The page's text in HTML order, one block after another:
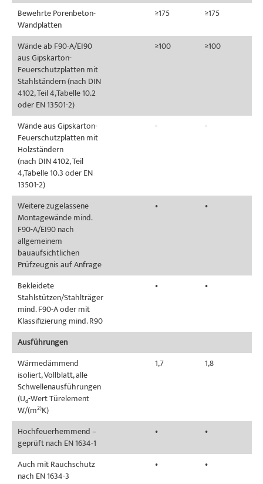
Bewehrte Porenbeton-
Wandplatten
≥175 ≥175
Wände ab F90-A/EI90
aus Gipskarton-
Feuerschutzplatten mit
Stahlständern (nach DIN
4102, Teil 4,Tabelle 10.2
oder EN 13501-2)
≥100 ≥100
Wände aus Gipskarton-
Feuerschutzplatten mit
Holzständern
(nach DIN 4102, Teil
4,Tabelle 10.3 oder EN
13501-2)
- -
Weitere zugelassene
Montagewände mind.
F90-A/EI90 nach
allgemeinem
bauaufsichtlichen
Prüfzeugnis auf Anfrage
• •
Bekleidete
Stahlstützen/Stahlträger
mind. F90-A oder mit
Klassifizierung mind. R90
• •
Ausführungen
Wärmedämmend
isoliert, Vollblatt, alle
Schwellenausführungen
(Ud-Wert Türelement
W/(m2)K)
1,7 1,8
Hochfeuerhemmend –
geprüft nach EN 1634-1
• •
Auch mit Rauchschutz
nach EN 1634-3
• •